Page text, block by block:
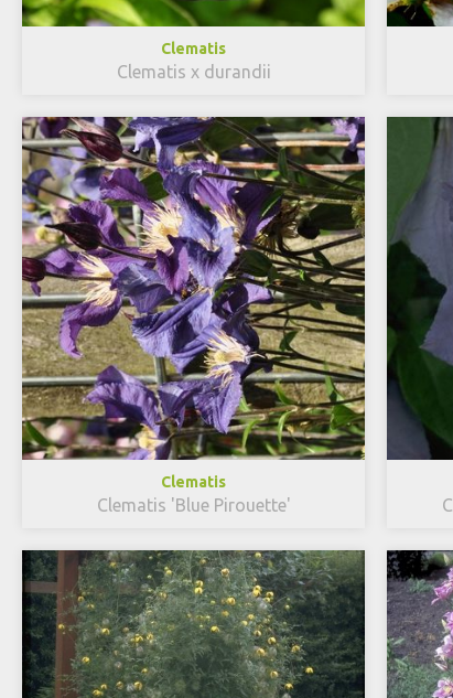
Clematis
Clematis x durandii
Clematis
Clematis 'Blue Pirouette'